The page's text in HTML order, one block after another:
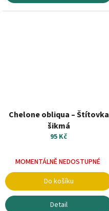
Chelone obliqua – Štítovka
šikmá
95 Kč
MOMENTÁLNĚ NEDOSTUPNÉ
Do košíku
Detail